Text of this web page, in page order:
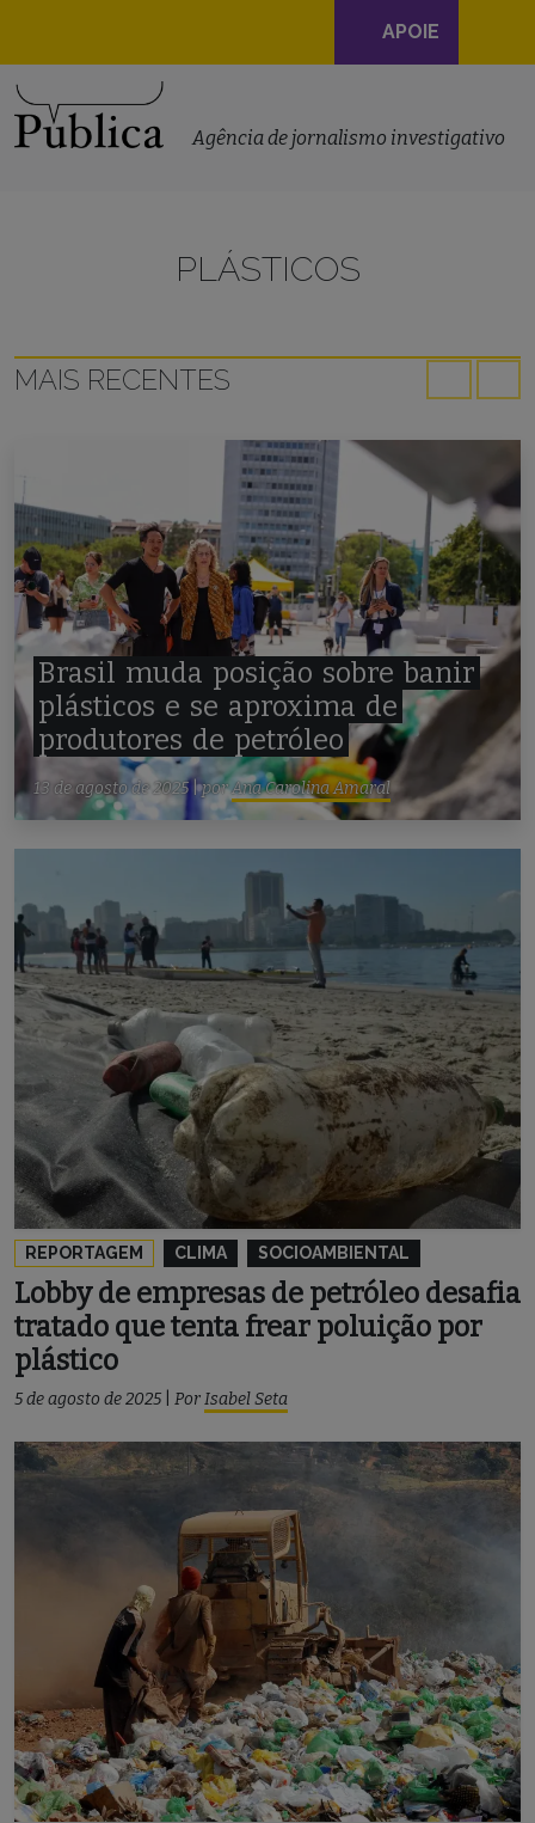
Navegação
principal
APOIE
Agência de jornalismo investigativo
PLÁSTICOS
MAIS RECENTES
Brasil muda posição sobre banir
plásticos e se aproxima de
produtores de petróleo
13 de agosto de 2025 |porAna Carolina Amaral
REPORTAGEM CLIMA SOCIOAMBIENTAL
Lobby de empresas de petróleo desafia
tratado que tenta frear poluição por
plástico
5 de agosto de 2025 PorIsabel Seta